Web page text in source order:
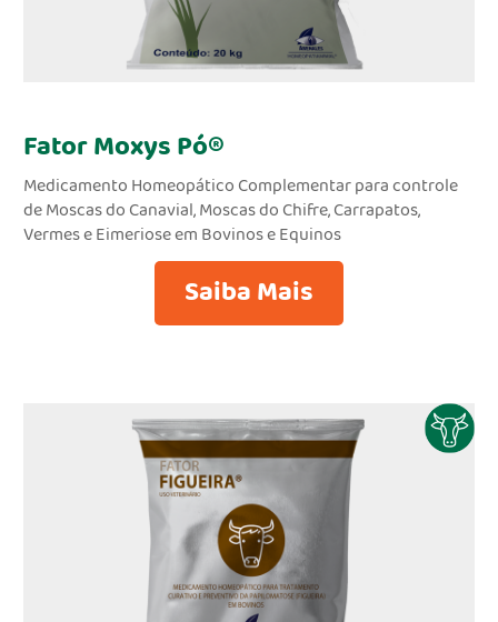
Fator Moxys Pó®
Medicamento Homeopático Complementar para controle
de Moscas do Canavial, Moscas do Chifre, Carrapatos,
Vermes e Eimeriose em Bovinos e Equinos
Saiba Mais